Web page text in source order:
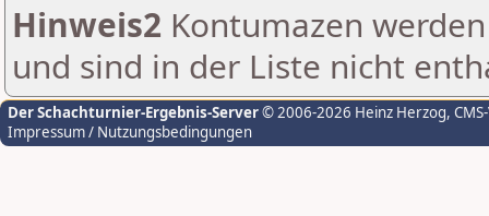
Hinweis2 Kontumazen
und sind in der Liste nicht
Der Schachturnier-Ergebnis-Server© 2006-2026 Heinz Herzog,
Impressum / Nutzungsbedingungen